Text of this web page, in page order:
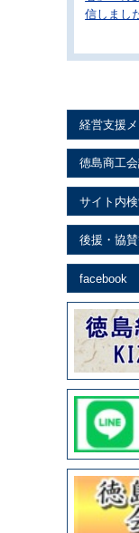
信しまし
経営支援
徳島商工
サイト内
後援・協
facebook